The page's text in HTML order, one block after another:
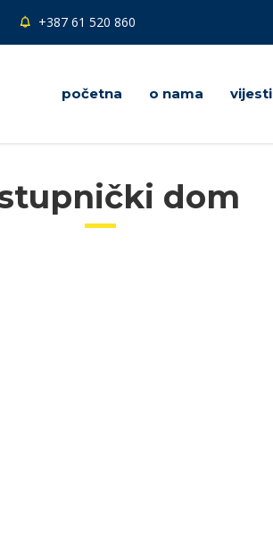
+387 61 520 860
početna o nama vijesti
dom